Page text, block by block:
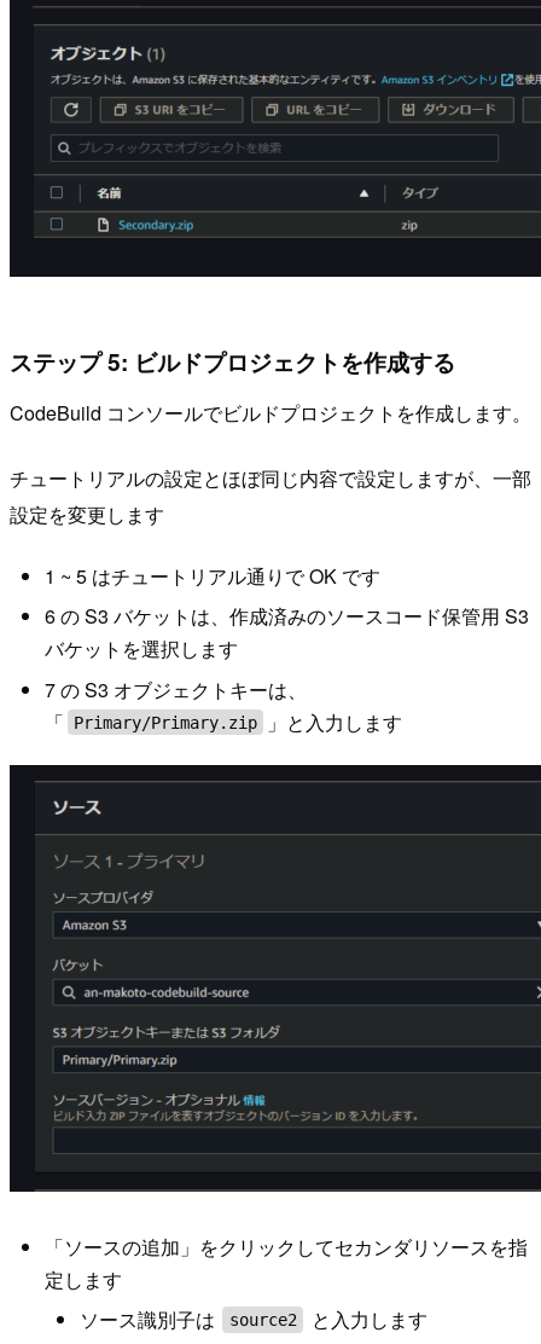
ステップ 5: ビルドプロジェクトを作成する
CodeBuild コンソールでビルドプロジェクトを作成します。
チュートリアルの設定とほぼ同じ内容で設定しますが、一部
設定を変更します
1 ~ 5 はチュートリアル通りで OK です
6 の S3 バケットは、作成済みのソースコード保管用 S3
バケットを選択します
7 の S3 オブジェクトキーは、
「
Primary/Primary.zip 」と入力します
「ソースの追加」をクリックしてセカンダリソースを指
定します
ソース識別子は
source2
と入力します